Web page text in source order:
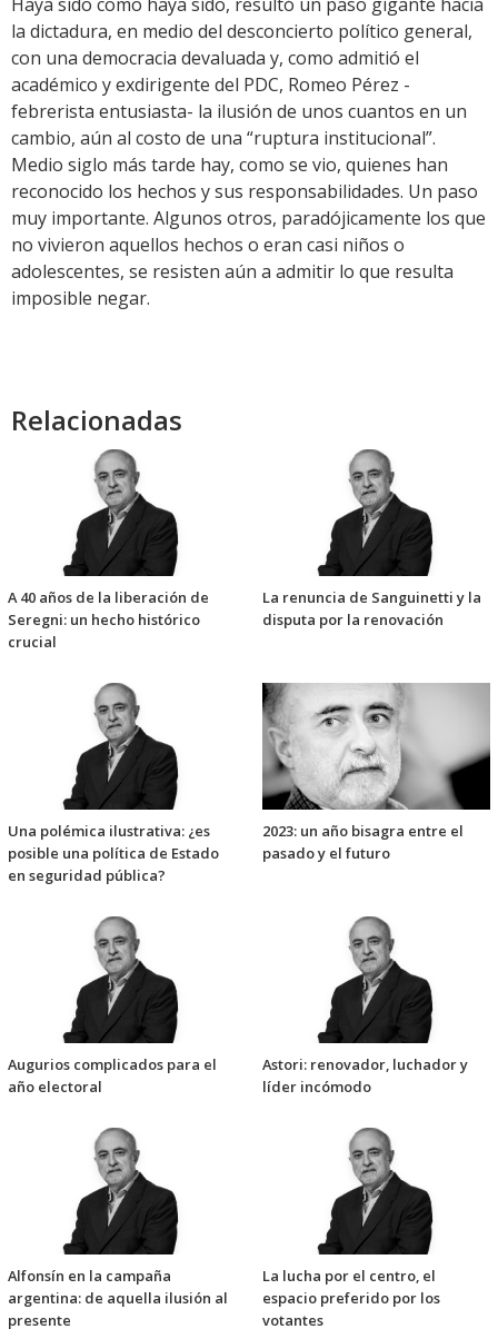
la dictadura, en medio del desconcierto político general,
con una democracia devaluada y, como admitió el
académico y exdirigente del PDC, Romeo Pérez -
febrerista entusiasta- la ilusión de unos cuantos en un
cambio, aún al costo de una “ruptura institucional”.
Medio siglo más tarde hay, como se vio, quienes han
reconocido los hechos y sus responsabilidades. Un paso
muy importante. Algunos otros, paradójicamente los que
no vivieron aquellos hechos o eran casi niños o
adolescentes, se resisten aún a admitir lo que resulta
imposible negar.
Relacionadas
A 40 años de la liberación de
Seregni: un hecho histórico
crucial
La renuncia de Sanguinetti y la
disputa por la renovación
Una polémica ilustrativa: ¿es
posible una política de Estado
en seguridad pública?
2023: un año bisagra entre el
pasado y el futuro
Augurios complicados para el
año electoral
Astori: renovador, luchador y
líder incómodo
Alfonsín en la campaña
argentina: de aquella ilusión al
presente
La lucha por el centro, el
espacio preferido por los
votantes